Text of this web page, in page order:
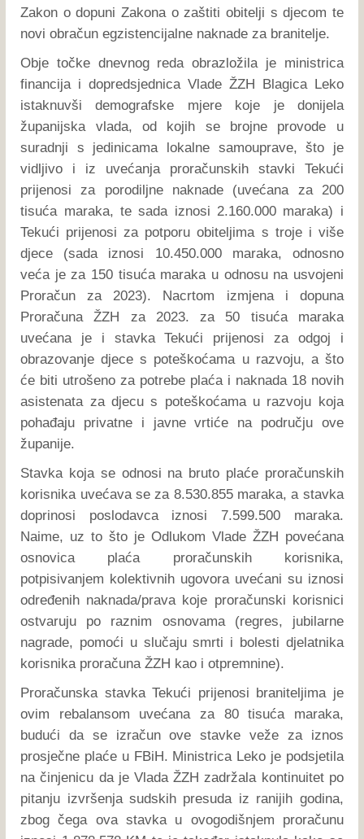
Zakon o dopuni Zakona o zaštiti obitelji s djecom te
novi obračun egzistencijalne naknade za branitelje.
Obje točke dnevnog reda obrazložila je ministrica
financija i dopredsjednica Vlade ŽZH Blagica Leko
istaknuvši demografske mjere koje je donijela
županijska vlada, od kojih se brojne provode u
suradnji s jedinicama lokalne samouprave, što je
vidljivo i iz uvećanja proračunskih stavki Tekući
prijenosi za porodiljne naknade (uvećana za 200
tisuća maraka, te sada iznosi 2.160.000 maraka) i
Tekući prijenosi za potporu obiteljima s troje i više
djece (sada iznosi 10.450.000 maraka, odnosno
veća je za 150 tisuća maraka u odnosu na usvojeni
Proračun za 2023). Nacrtom izmjena i dopuna
Proračuna ŽZH za 2023. za 50 tisuća maraka
uvećana je i stavka Tekući prijenosi za odgoj i
obrazovanje djece s poteškoćama u razvoju, a što
će biti utrošeno za potrebe plaća i naknada 18 novih
asistenata za djecu s poteškoćama u razvoju koja
pohađaju privatne i javne vrtiće na području ove
županije.
Stavka koja se odnosi na bruto plaće proračunskih
korisnika uvećava se za 8.530.855 maraka, a stavka
doprinosi poslodavca iznosi 7.599.500 maraka.
Naime, uz to što je Odlukom Vlade ŽZH povećana
osnovica plaća proračunskih korisnika,
potpisivanjem kolektivnih ugovora uvećani su iznosi
određenih naknada/prava koje proračunski korisnici
ostvaruju po raznim osnovama (regres, jubilarne
nagrade, pomoći u slučaju smrti i bolesti djelatnika
korisnika proračuna ŽZH kao i otpremnine).
Proračunska stavka Tekući prijenosi braniteljima je
ovim rebalansom uvećana za 80 tisuća maraka,
budući da se izračun ove stavke veže za iznos
prosječne plaće u FBiH. Ministrica Leko je podsjetila
na činjenicu da je Vlada ŽZH zadržala kontinuitet po
pitanju izvršenja sudskih presuda iz ranijih godina,
zbog čega ova stavka u ovogodišnjem proračunu